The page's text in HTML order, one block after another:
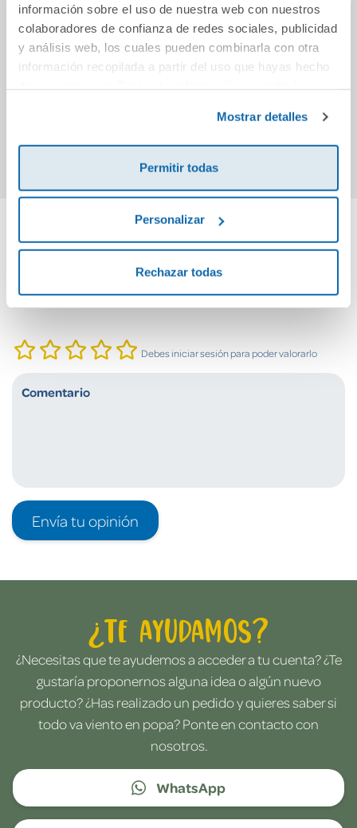
información sobre el uso de nuestra web con nuestros
colaboradores de confianza de redes sociales, publicidad
y análisis web, los cuales pueden combinarla con otra
información recopilada a partir del uso que hayas hecho
Mostrar detalles
Permitir todas
Personalizar
Rechazar todas
Una maldición de
sombras y espinas
Supercastigados
Cuéntanos tu opinión
¡Sé el primero en valorar este producto!
Debes iniciar sesión para poder valorarlo
Envía tu opinión
¿Te ayudamos?
¿Necesitas que te ayudemos a acceder a tu cuenta? ¿Te
gustaría proponernos alguna idea o algún nuevo
producto? ¿Has realizado un pedido y quieres saber si
todo va viento en popa? Ponte en contacto con
nosotros.
WhatsApp